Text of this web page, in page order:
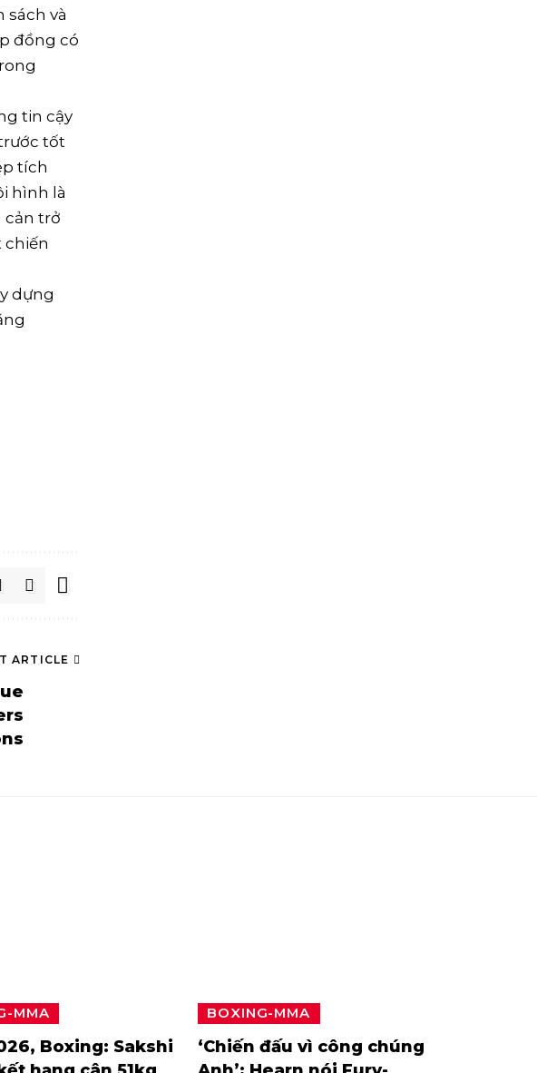
sách và
đồng có
tin cậy
tốt
tích
hình là
cản trở
chiến
dựng
ARTICLE
MMA
Boxing: Sakshi
BOXING-MMA
‘Chiến đấu vì công chúng